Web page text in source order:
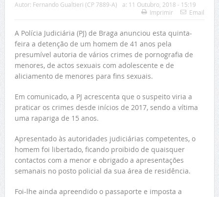
Autor: Fernando Gualtieri (CP 7889-A) a: 11 Outubro, 2018 - 15:19
Imprimir
Email
A Polícia Judiciária (PJ) de Braga anunciou esta quinta-
feira a detenção de um homem de 41 anos pela
presumível autoria de vários crimes de pornografia de
menores, de actos sexuais com adolescente e de
aliciamento de menores para fins sexuais.
Em comunicado, a PJ acrescenta que o suspeito viria a
praticar os crimes desde inícios de 2017, sendo a vítima
uma rapariga de 15 anos.
Apresentado às autoridades judiciárias competentes, o
homem foi libertado, ficando proibido de quaisquer
contactos com a menor e obrigado a apresentações
semanais no posto policial da sua área de residência.
Foi-lhe ainda apreendido o passaporte e imposta a